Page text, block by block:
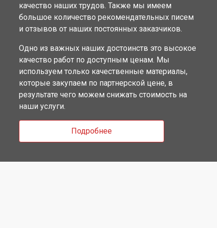
качество наших трудов. Также мы имеем
большое количество рекомендательных писем
и отзывов от наших постоянных заказчиков.
Одно из важных наших достоинств это высокое
качество работ по доступным ценам. Мы
используем только качественные материалы,
которые закупаем по партнерской цене, в
результате чего можем снижать стоимость на
наши услуги.
Подробнее